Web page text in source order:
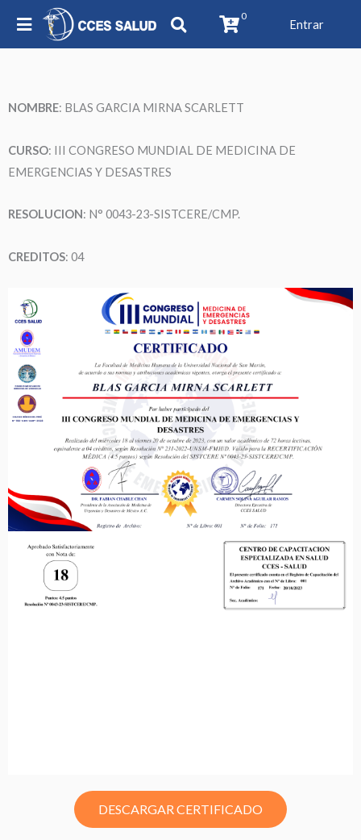
0
Entrar
NOMBRE: BLAS GARCIA MIRNA SCARLETT
CURSO: III CONGRESO MUNDIAL DE MEDICINA DE
EMERGENCIAS Y DESASTRES
RESOLUCION: N° 0043-23-SISTCERE/CMP.
CREDITOS: 04
DESCARGAR CERTIFICADO